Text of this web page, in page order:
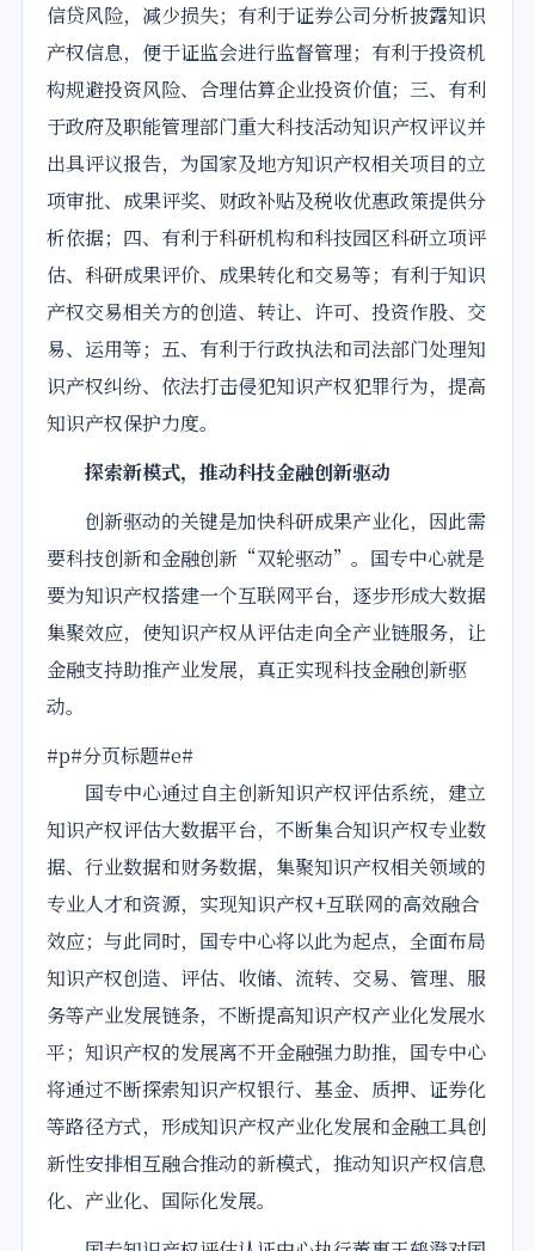
信贷风险，减少损失；有利于证券公司分析披露知识
产权信息，便于证监会进行监督管理；有利于投资机
构规避投资风险、合理估算企业投资价值；三、有利
于政府及职能管理部门重大科技活动知识产权评议并
出具评议报告，为国家及地方知识产权相关项目的立
项审批、成果评奖、财政补贴及税收优惠政策提供分
析依据；四、有利于科研机构和科技园区科研立项评
估、科研成果评价、成果转化和交易等；有利于知识
产权交易相关方的创造、转让、许可、投资作股、交
易、运用等；五、有利于行政执法和司法部门处理知
识产权纠纷、依法打击侵犯知识产权犯罪行为，提高
知识产权保护力度。
探索新模式，推动科技金融创新驱动
创新驱动的关键是加快科研成果产业化，因此需
要科技创新和金融创新“双轮驱动”。国专中心就是
要为知识产权搭建一个互联网平台，逐步形成大数据
集聚效应，使知识产权从评估走向全产业链服务，让
金融支持助推产业发展，真正实现科技金融创新驱
动。
#p#分页标题#e#
国专中心通过自主创新知识产权评估系统，建立
知识产权评估大数据平台，不断集合知识产权专业数
据、行业数据和财务数据，集聚知识产权相关领域的
专业人才和资源，实现知识产权+互联网的高效融合
效应；与此同时，国专中心将以此为起点，全面布局
知识产权创造、评估、收储、流转、交易、管理、服
务等产业发展链条，不断提高知识产权产业化发展水
平；知识产权的发展离不开金融强力助推，国专中心
将通过不断探索知识产权银行、基金、质押、证券化
等路径方式，形成知识产权产业化发展和金融工具创
新性安排相互融合推动的新模式，推动知识产权信息
化、产业化、国际化发展。